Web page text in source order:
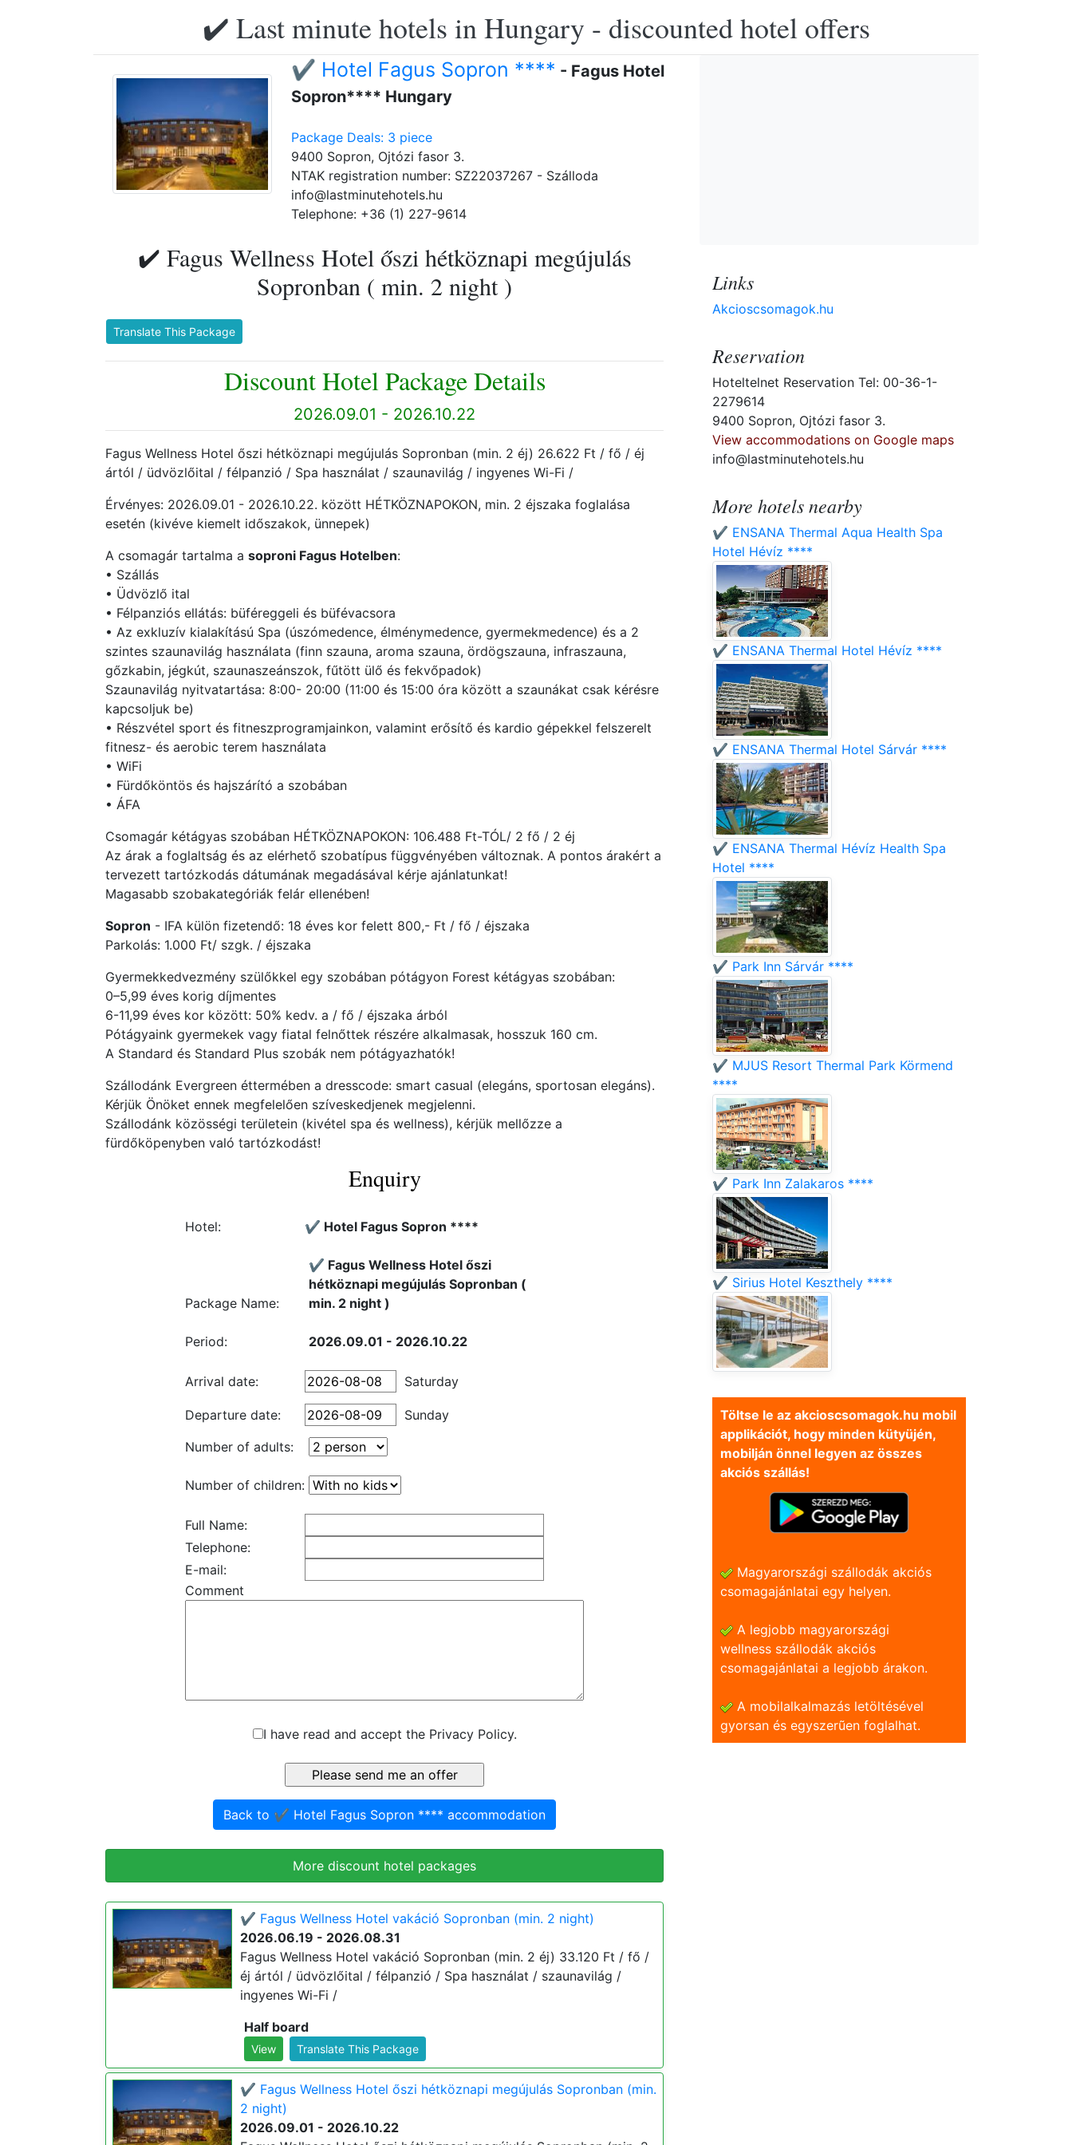
✔️ Last minute hotels in Hungary - discounted hotel offers
✔️ Hotel Fagus Sopron **** - Fagus Hotel
Sopron**** Hungary
Package Deals: 3 piece
9400 Sopron, Ojtózi fasor 3.
NTAK registration number: SZ22037267 - Szálloda
info@lastminutehotels.hu
Telephone: +36 (1) 227-9614
✔️ Fagus Wellness Hotel őszi hétköznapi megújulás
Sopronban ( min. 2 night )
Translate This Package
Discount Hotel Package Details
2026.09.01 - 2026.10.22
Fagus Wellness Hotel őszi hétköznapi megújulás Sopronban (min. 2 éj) 26.622 Ft / fő / éj
ártól / üdvözlőital / félpanzió / Spa használat / szaunavilág / ingyenes Wi-Fi /
Érvényes: 2026.09.01 - 2026.10.22. között HÉTKÖZNAPOKON, min. 2 éjszaka foglalása
esetén (kivéve kiemelt időszakok, ünnepek)
A csomagár tartalma a soproni Fagus Hotelben:
• Szállás
• Üdvözlő ital
• Félpanziós ellátás: büféreggeli és büfévacsora
• Az exkluzív kialakítású Spa (úszómedence, élménymedence, gyermekmedence) és a 2
szintes szaunavilág használata (finn szauna, aroma szauna, ördögszauna, infraszauna,
gőzkabin, jégkút, szaunaszeánszok, fűtött ülő és fekvőpadok)
Szaunavilág nyitvatartása: 8:00- 20:00 (11:00 és 15:00 óra között a szaunákat csak kérésre
kapcsoljuk be)
• Részvétel sport és fitneszprogramjainkon, valamint erősítő és kardio gépekkel felszerelt
fitnesz- és aerobic terem használata
• WiFi
• Fürdőköntös és hajszárító a szobában
• ÁFA
Csomagár kétágyas szobában HÉTKÖZNAPOKON: 106.488 Ft-TÓL/ 2 fő / 2 éj
Az árak a foglaltság és az elérhető szobatípus függvényében változnak. A pontos árakért a
tervezett tartózkodás dátumának megadásával kérje ajánlatunkat!
Magasabb szobakategóriák felár ellenében!
Sopron - IFA külön fizetendő: 18 éves kor felett 800,- Ft / fő / éjszaka
Parkolás: 1.000 Ft/ szgk. / éjszaka
Gyermekkedvezmény szülőkkel egy szobában pótágyon Forest kétágyas szobában:
0–5,99 éves korig díjmentes
6-11,99 éves kor között: 50% kedv. a / fő / éjszaka árból
Pótágyaink gyermekek vagy fiatal felnőttek részére alkalmasak, hosszuk 160 cm.
A Standard és Standard Plus szobák nem pótágyazhatók!
Szállodánk Evergreen éttermében a dresscode: smart casual (elegáns, sportosan elegáns).
Kérjük Önöket ennek megfelelően szíveskedjenek megjelenni.
Szállodánk közösségi területein (kivétel spa és wellness), kérjük mellőzze a
fürdőköpenyben való tartózkodást!
Enquiry
Hotel: ✔️ Hotel Fagus Sopron ****
Package Name:
✔️ Fagus Wellness Hotel őszi
hétköznapi megújulás Sopronban (
min. 2 night )
Period: 2026.09.01 - 2026.10.22
Arrival date: Saturday
Departure date:
Sunday
Number of adults:
Number of children:
Full Name:
Telephone:
E-mail:
Comment
I have read and accept the Privacy Policy.
Back to ✔️ Hotel Fagus Sopron **** accommodation
More discount hotel packages
✔️ Fagus Wellness Hotel vakáció Sopronban (min. 2 night)
2026.06.19 - 2026.08.31
Fagus Wellness Hotel vakáció Sopronban (min. 2 éj) 33.120 Ft / fő /
éj ártól / üdvözlőital / félpanzió / Spa használat / szaunavilág /
ingyenes Wi-Fi /
Half board
View Translate This Package
✔️ Fagus Wellness Hotel őszi hétköznapi megújulás Sopronban (min.
2 night)
2026.09.01 - 2026.10.22
Links
Akcioscsomagok.hu
Reservation
Hoteltelnet Reservation Tel: 00-36-1-
2279614
9400 Sopron, Ojtózi fasor 3.
View accommodations on Google maps
info@lastminutehotels.hu
More hotels nearby
✔️ ENSANA Thermal Aqua Health Spa
Hotel Hévíz ****
✔️ ENSANA Thermal Hotel Hévíz ****
✔️ ENSANA Thermal Hotel Sárvár ****
✔️ ENSANA Thermal Hévíz Health Spa
Hotel ****
✔️ Park Inn Sárvár ****
✔️ MJUS Resort Thermal Park Körmend
****
✔️ Park Inn Zalakaros ****
✔️ Sirius Hotel Keszthely ****
Töltse le az akcioscsomagok.hu mobil
applikációt, hogy minden kütyüjén,
mobilján önnel legyen az összes
akciós szállás!
Magyarországi szállodák akciós
csomagajánlatai egy helyen.
A legjobb magyarországi
wellness szállodák akciós
csomagajánlatai a legjobb árakon.
A mobilalkalmazás letöltésével
gyorsan és egyszerũen foglalhat.